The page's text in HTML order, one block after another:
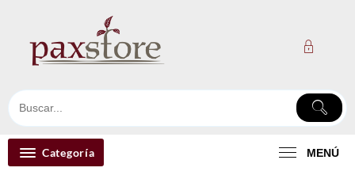
contenido
Categoría MENÚ